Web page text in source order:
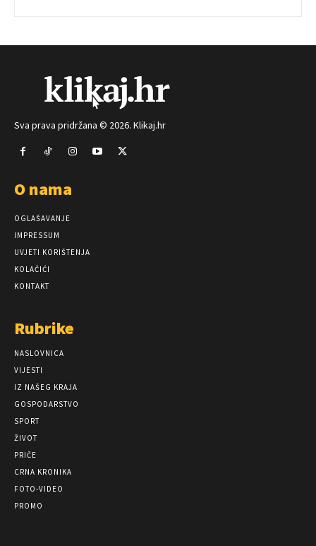
Sva prava pridržana © 2026. Klikaj.hr
O nama
OGLAŠAVANJE
IMPRESSUM
UVJETI KORIŠTENJA
KOLAČIĆI
KONTAKT
Rubrike
NASLOVNICA
VIJESTI
IZ NAŠEG KRAJA
GOSPODARSTVO
SPORT
ŽIVOT
PRIČE
CRNA KRONIKA
FOTO-VIDEO
PROMO